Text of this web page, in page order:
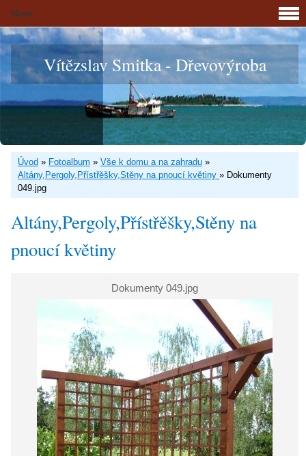
Vítězslav Smitka - Dřevovýroba
Úvod » Fotoalbum » Vše k domu a na zahradu »
Altány,Pergoly,Přístřěšky,Stěny na pnoucí květiny » Dokumenty
049.jpg
Altány,Pergoly,Přístřěšky,Stěny na
pnoucí květiny
Dokumenty 049.jpg
Menu